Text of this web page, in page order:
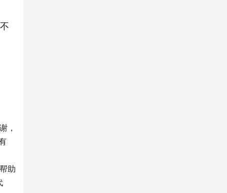
，
助